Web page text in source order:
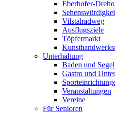
Eberhofer-
Vilstalradweg
Ausflugsziele
Töpfermarkt
Unterhaltung
Baden und
Gastro und
Veranstaltungen
Vereine
Für Senioren